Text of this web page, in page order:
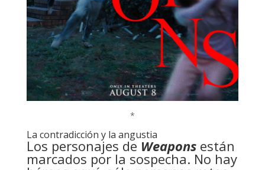
*
La contradicción y la angustia
Los personajes de Weaponsestán
marcados por la sospecha. No hay